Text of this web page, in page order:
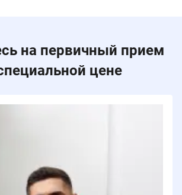
на первичный прием
цене